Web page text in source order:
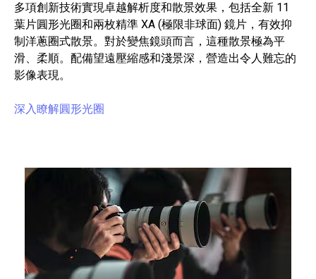
多項創新技術實現卓越解析度和散景效果，包括全新 11
葉片圓形光圈和兩枚精準 XA (極限非球面) 鏡片，有效抑
制洋蔥圈式散景。對於變焦鏡頭而言，這種散景極為平
滑、柔順。配備望遠壓縮感和淺景深，營造出令人難忘的
影像表現。
深入瞭解圓形光圈